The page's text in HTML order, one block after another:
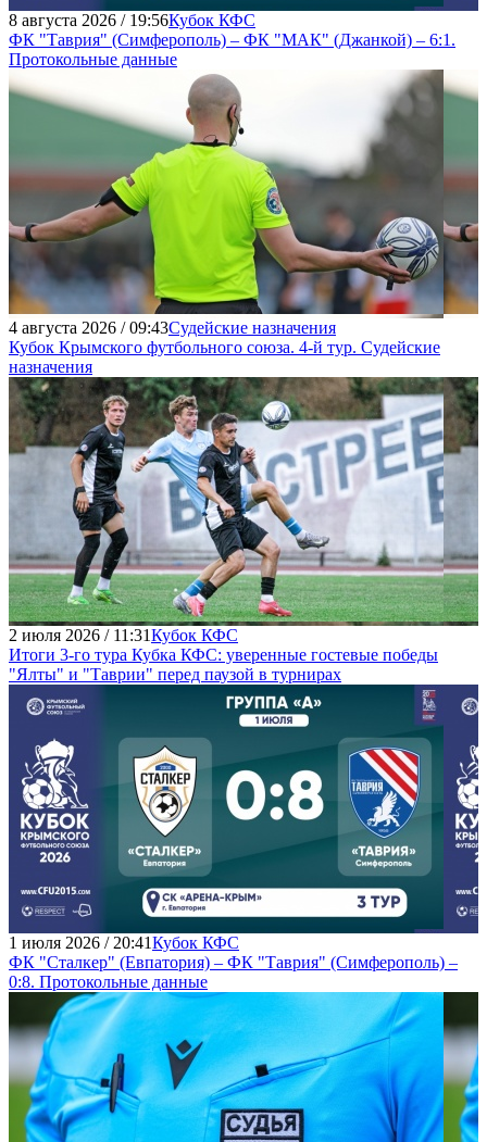
8 августа 2026 / 19:56Кубок КФС
ФК "Таврия" (Симферополь) – ФК "МАК" (Джанкой) – 6:1.
Протокольные данные
4 августа 2026 / 09:43Судейские назначения
Кубок Крымского футбольного союза. 4-й тур. Судейские
назначения
2 июля 2026 / 11:31Кубок КФС
Итоги 3-го тура Кубка КФС: уверенные гостевые победы
"Ялты" и "Таврии" перед паузой в турнирах
1 июля 2026 / 20:41Кубок КФС
ФК "Сталкер" (Евпатория) – ФК "Таврия" (Симферополь) –
0:8. Протокольные данные